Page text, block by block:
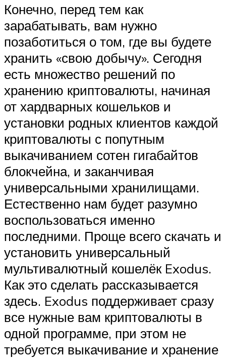
Конечно, перед тем как
зарабатывать, вам нужно
позаботиться о том, где вы будете
хранить «свою добычу». Сегодня
есть множество решений по
хранению криптовалюты, начиная
от хардварных кошельков и
установки родных клиентов каждой
криптовалюты с попутным
выкачиванием сотен гигабайтов
блокчейна, и заканчивая
универсальными хранилищами.
Естественно нам будет разумно
воспользоваться именно
последними. Проще всего скачать и
установить универсальный
мультивалютный кошелёк Exodus.
Как это сделать рассказывается
здесь. Exodus поддерживает сразу
все нужные вам криптовалюты в
одной программе, при этом не
требуется выкачивание и хранение